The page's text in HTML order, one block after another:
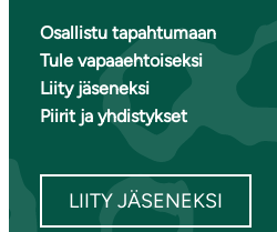
Osallistu tapahtumaan
Tule vapaaehtoiseksi
Liity jäseneksi
Piirit ja yhdistykset
LIITY JÄSENEKSI